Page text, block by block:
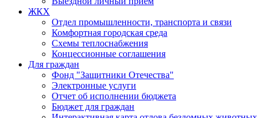
ЖКХ
Отдел промышленности, транспорта и связи
Комфортная городская среда
Схемы теплоснабжения
Концессионные соглашения
Для граждан
Фонд "Защитники Отечества"
Электронные услуги
Отчет об исполнении бюджета
Бюджет для граждан